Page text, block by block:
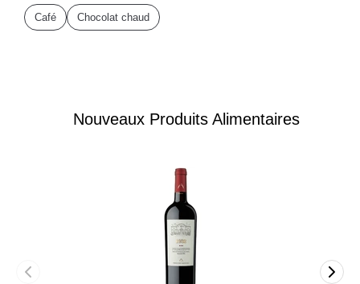
Nouveaux Produits Alimentaires
Café Chocolat chaud